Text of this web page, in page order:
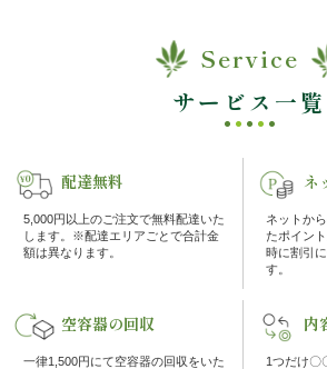
堂
の
だ
ン
Service
サービス一覧
配達無料
5,000円以上のご注文で無料配達いた
します。※配達エリアごとで合計金
額は異なります。
ネ
ネットか
たポイン
時に割引
す。
空容器の回収
一律1,500円にて空容器の回収をいた
内
1つだけ〇